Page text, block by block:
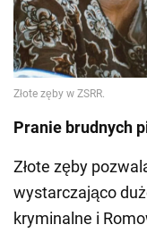
Pranie brudnych
Złote zęby
wystarczająco
kryminalne i